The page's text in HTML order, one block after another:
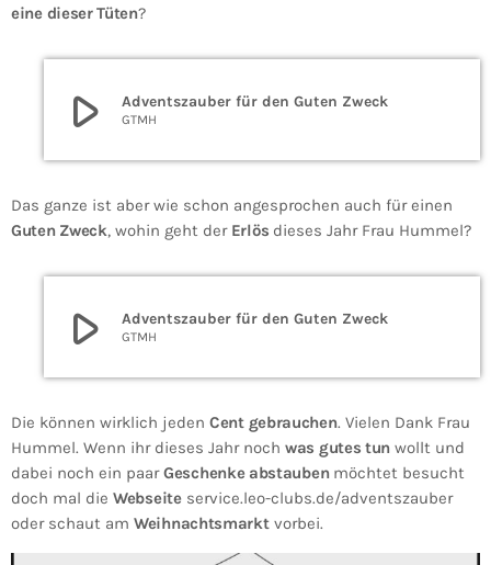
eine dieser Tüten?
play_arrow Adventszauber für den Guten Zweck
GTMH
Das ganze ist aber wie schon angesprochen auch für einen
Guten Zweck, wohin geht der Erlös dieses Jahr Frau Hummel?
play_arrow Adventszauber für den Guten Zweck
GTMH
Die können wirklich jeden Cent gebrauchen. Vielen Dank Frau
Hummel. Wenn ihr dieses Jahr noch was gutes tun wollt und
dabei noch ein paarGeschenke abstaubenmöchtet besucht
doch mal die Webseiteservice.leo-clubs.de/adventszauber
oder schaut am Weihnachtsmarktvorbei.